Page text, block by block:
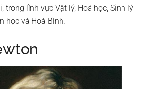
trong lĩnh vực Vật lý, Hoá học, Sinh lý
học và Hoà Bình.